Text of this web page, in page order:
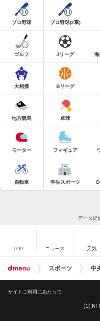
プロ野球 プロ野球(2軍)
ゴルフ Jリーグ 海
大相撲 Bリーグ
地方競馬 卓球
モーター フィギュア
自転車 学生スポーツ
データ提
TOP ニュース 天気
スポーツ 中
サイトご利用にあたって
(C)